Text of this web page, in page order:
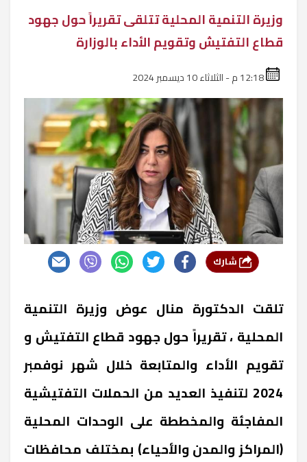
وزيرة التنمية المحلية تتلقى تقريراً حول جهود
قطاع التفتيش وتقويم الأداء بالوزارة
تلقت الدكتورة منال عوض وزيرة التنمية
المحلية ، تقريراً حول جهود قطاع التفتيش و
تقويم الأداء والمتابعة خلال شهر نوفمبر
2024 لتنفيذ العديد من الحملات التفتيشية
المفاجئة والمخططة على الوحدات المحلية
(المراكز والمدن والأحياء) بمختلف محافظات